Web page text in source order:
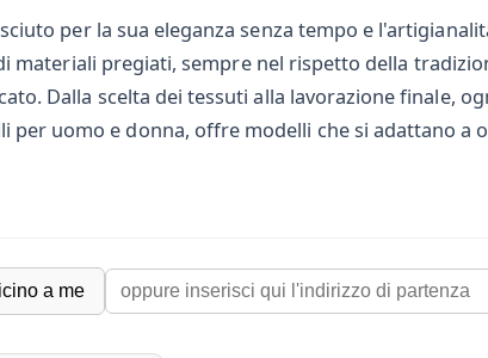
per la sua eleganza senza tempo e
materiali pregiati, sempre nel rispetto della
Dalla scelta dei tessuti alla lavorazione finale,
per uomo e donna, offre modelli che si adattano a
a me